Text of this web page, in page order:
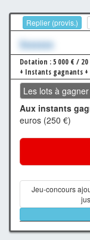
Replier (provis.)
Xxxxxxx
Dotation : 5 000 € /
+ Instants gagnants
Les lots à gagner
Aux instants
euros (250 €)
Jeu-concours